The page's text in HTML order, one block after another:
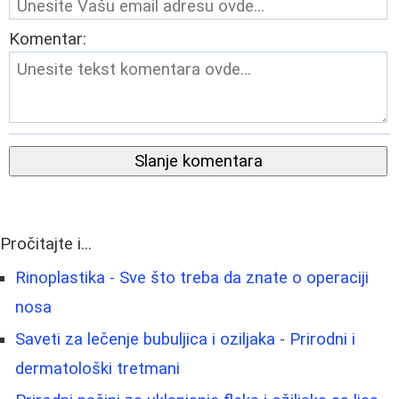
Komentar:
Slanje komentara
Pročitajte i...
Rinoplastika - Sve što treba da znate o operaciji
nosa
Saveti za lečenje bubuljica i oziljaka - Prirodni i
dermatološki tretmani